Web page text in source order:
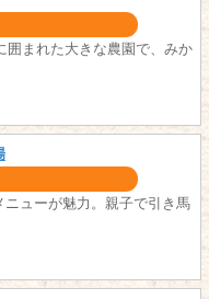
囲まれた大きな農園で、みか
ニューが魅力。親子で引き馬